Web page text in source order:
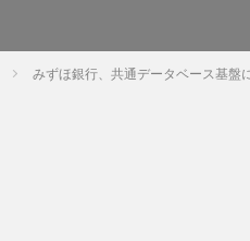
みずほ銀行、共通データベース基盤